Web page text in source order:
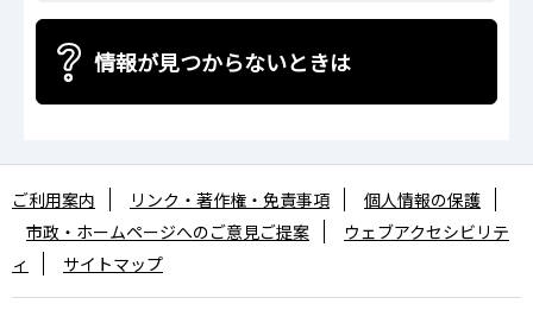
情報が見つからないときは
ご利用案内 リンク・著作権・免責事項
個人情報の保護
市政・ホームページへのご意見ご提案
ウェブアクセシビリテ
ィ
サイトマップ